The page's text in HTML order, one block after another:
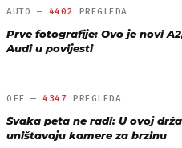
AUTO — 4402 PREGLEDA
Prve fotografije: Ovo je novi
Audi u povijesti
OFF —4347 PREGLEDA
Svaka peta ne radi: U ovoj
uništavaju kamere za brzinu